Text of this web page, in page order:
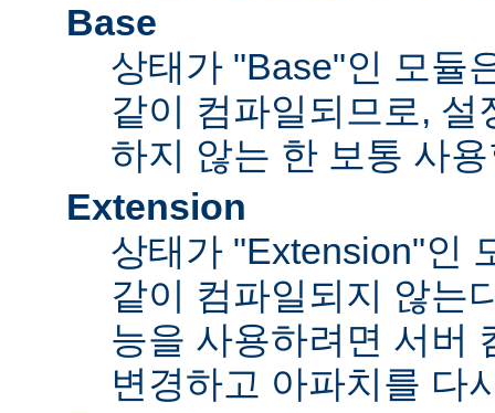
Base
상태가 "Base"인 모듈
같이 컴파일되므로,
하지 않는 한 보통 사
Extension
상태가 "Extension"인
같이 컴파일되지 않는
능을 사용하려면 서버
변경하고 아파치를 다